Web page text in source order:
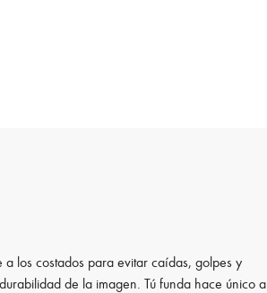
los costados para evitar caídas, golpes y
de la imagen. Tú funda hace único a